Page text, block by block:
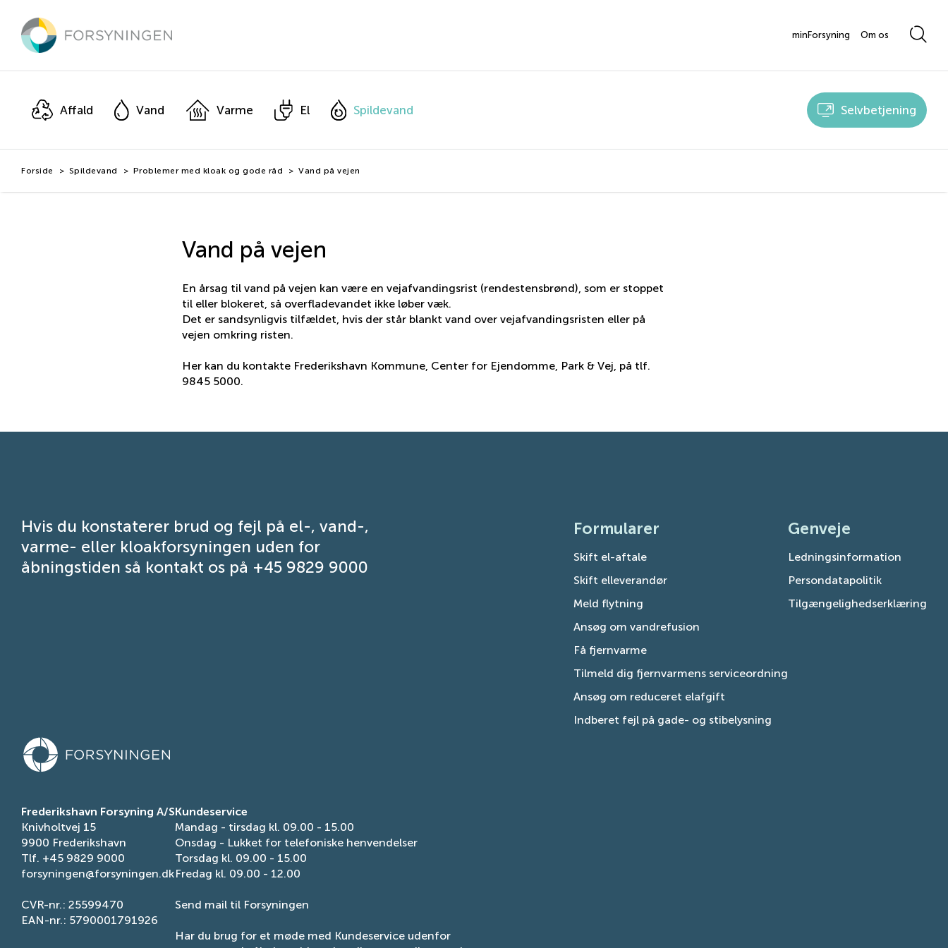
hovedindhold
minForsyning Om os
Affald Vand Varme El Spildevand Selvbetjening
Forside Spildevand Problemer med kloak og gode råd Vand på vejen
Vand på vejen
En årsag til vand på vejen kan være en vejafvandingsrist (rendestensbrønd), som er stoppet
til eller blokeret, så overfladevandet ikke løber væk.
Det er sandsynligvis tilfældet, hvis der står blankt vand over vejafvandingsristen eller på
vejen omkring risten.
Her kan du kontakte Frederikshavn Kommune, Center for Ejendomme, Park & Vej, på tlf.
9845 5000.
Hvis du konstaterer brud og fejl på el-, vand-,
varme- eller kloakforsyningen uden for
åbningstiden så kontakt os på +45 9829 9000
Formularer
Skift el-aftale
Skift elleverandør
Meld flytning
Ansøg om vandrefusion
Få fjernvarme
Tilmeld dig fjernvarmens serviceordning
Ansøg om reduceret elafgift
Indberet fejl på gade- og stibelysning
Genveje
Ledningsinformation
Persondatapolitik
Tilgængelighedserklæring
Frederikshavn Forsyning A/S
Knivholtvej 15
9900 Frederikshavn
Tlf. +45 9829 9000
forsyningen@forsyningen.dk
CVR-nr.: 25599470
EAN-nr.: 5790001791926
Kundeservice
Mandag - tirsdag kl. 09.00 - 15.00
Onsdag - Lukket for telefoniske henvendelser
Torsdag kl. 09.00 - 15.00
Fredag kl. 09.00 - 12.00
Send mail til Forsyningen
Har du brug for et møde med Kundeservice udenfor